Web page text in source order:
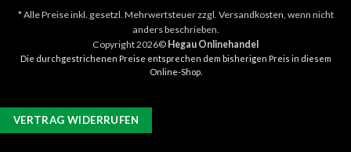
* Alle Preise inkl. gesetzl. Mehrwertsteuer zzgl. Versandkosten, wenn nicht
anders beschrieben.
Copyright 2026© Hegau Onlinehandel
Die durchgestrichenen Preise entsprechen dem bisherigen Preis in diesem
Online-Shop.
VERTRAG WIDERRUFEN